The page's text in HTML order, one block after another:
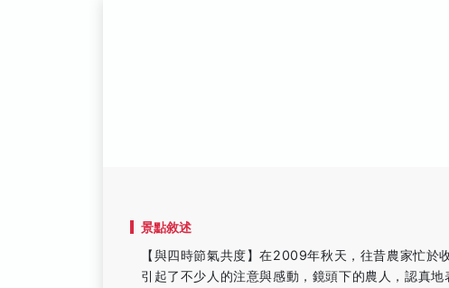
景點敘述
【與四時節氣共度】在2009年秋天，往昔農家忙於
引起了不少人的注意與感動，鏡頭下的農人，認真